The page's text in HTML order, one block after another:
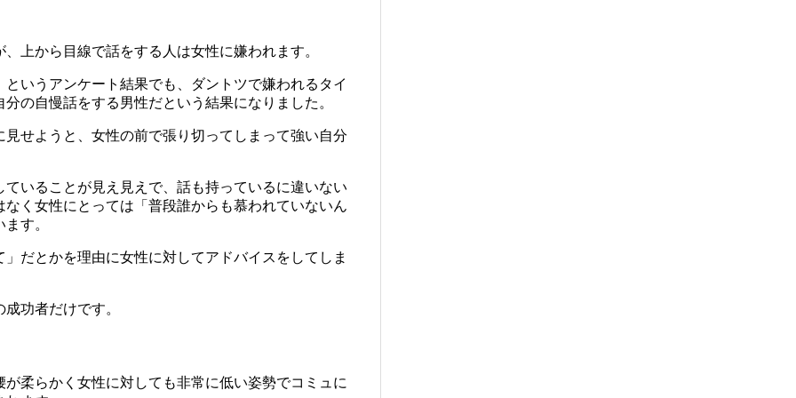
上から目線で話をする人は女性に嫌われます。
いうアンケート結果でも、ダントツで嫌われるタイ
の自慢話をする男性だという結果になりました。
せようと、女性の前で張り切ってしまって強い自分
いることが見え見えで、話も持っているに違いない
く女性にとっては「普段誰からも慕われていないん
す。
だとかを理由に女性に対してアドバイスをしてしま
功者だけです。
柔らかく女性に対しても非常に低い姿勢でコミュに